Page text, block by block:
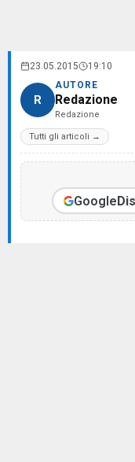
23.05.2015 19:10
R
AUTORE
Redazione
Redazione
Tutti gli articoli →
Google